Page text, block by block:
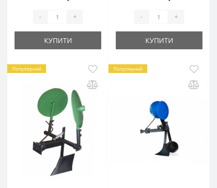
- +
КУПИТИ
- +
КУПИТИ
Популярний Популярний